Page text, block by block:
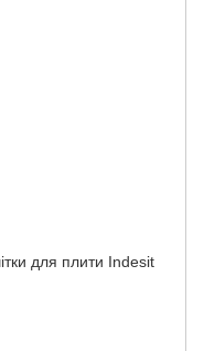
для плити Indesit